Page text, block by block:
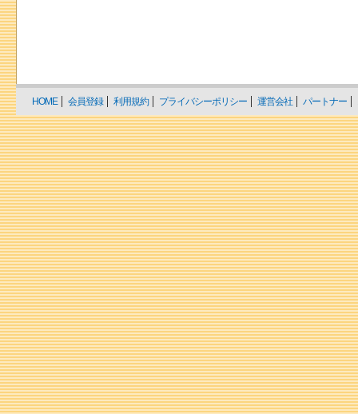
HOME 会員登録 利用規約 プライバシーポリシー 運営会社 パートナー